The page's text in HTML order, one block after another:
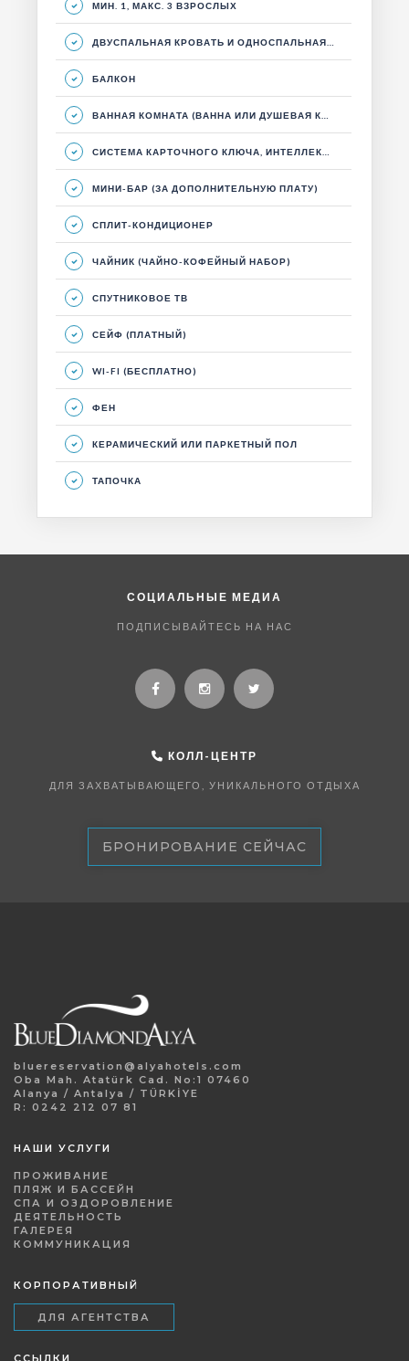
МИН. 1, МАКС. 3 ВЗРОСЛЫХ
ДВУСПАЛЬНАЯ КРОВАТЬ И ОДНОСПАЛЬНАЯ КРОВАТЬ, ГОСТИНЫЙ УГОЛОК, БАЛКОН.
БАЛКОН
ВАННАЯ КОМНАТА (ВАННА ИЛИ ДУШЕВАЯ КАБИНА)
СИСТЕМА КАРТОЧНОГО КЛЮЧА, ИНТЕЛЛЕКТУАЛЬНАЯ ЭНЕРГЕТИЧЕСКАЯ СИСТЕМА
МИНИ-БАР (ЗА ДОПОЛНИТЕЛЬНУЮ ПЛАТУ)
СПЛИТ-КОНДИЦИОНЕР
ЧАЙНИК (ЧАЙНО-КОФЕЙНЫЙ НАБОР)
СПУТНИКОВОЕ ТВ
СЕЙФ (ПЛАТНЫЙ)
WI-FI (БЕСПЛАТНО)
ФЕН
КЕРАМИЧЕСКИЙ ИЛИ ПАРКЕТНЫЙ ПОЛ
ТАПОЧКА
СОЦИАЛЬНЫЕ МЕДИА
ПОДПИСЫВАЙТЕСЬ НА НАС
КОЛЛ-ЦЕНТР
ДЛЯ ЗАХВАТЫВАЮЩЕГО, УНИКАЛЬНОГО ОТДЫХА
БРОНИРОВАНИЕ СЕЙЧАС
bluereservation@alyahotels.com
Oba Mah. Atatürk Cad. No:1 07460
Alanya / Antalya / TÜRKİYE
R: 0242 212 07 81
НАШИ УСЛУГИ
ПРОЖИВАНИЕ
ПЛЯЖ И БАССЕЙН
СПА И ОЗДОРОВЛЕНИЕ
ДЕЯТЕЛЬНОСТЬ
ГАЛЕРЕЯ
КОММУНИКАЦИЯ
КОРПОРАТИВНЫЙ
ДЛЯ АГЕНТСТВА
ССЫЛКИ